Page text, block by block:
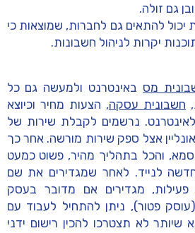
גם זולה.
להתאים גם לחברות, שמוצאות כי
יקרות לניהול חשבונות.
מס באינטרנט ולמעשה גם כל
חשבונית עסקה, הצעות מחיר וכיוצא
נרשמים לקבלת שירות של
אצל ספק שירות מורשה. אחר כך
והכל בתהליך מהיר, פשוט כמעט
חדשה לנייד. לאחר שמגדירים את שם
מגדירים אם מדובר בעסק
פטור), ניתן להתחיל לעבוד עם
לא תצטרכו להכין רישום ידני